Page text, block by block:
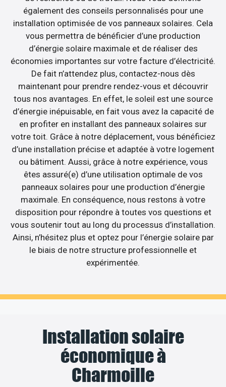
également des conseils personnalisés pour une
installation optimisée de vos panneaux solaires. Cela
vous permettra de bénéficier d’une production
d’énergie solaire maximale et de réaliser des
économies importantes sur votre facture d’électricité.
De fait n’attendez plus, contactez-nous dès
maintenant pour prendre rendez-vous et découvrir
tous nos avantages. En effet, le soleil est une source
d’énergie inépuisable, en fait vous avez la capacité de
en profiter en installant des panneaux solaires sur
votre toit. Grâce à notre déplacement, vous bénéficiez
d’une installation précise et adaptée à votre logement
ou bâtiment. Aussi, grâce à notre expérience, vous
êtes assuré(e) d’une utilisation optimale de vos
panneaux solaires pour une production d’énergie
maximale. En conséquence, nous restons à votre
disposition pour répondre à toutes vos questions et
vous soutenir tout au long du processus d’installation.
Ainsi, n’hésitez plus et optez pour l’énergie solaire par
le biais de notre structure professionnelle et
expérimentée.
Installation solaire
économique à
Charmoille